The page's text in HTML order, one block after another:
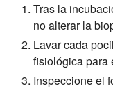
Tras la
no alterar la
Lavar cada
fisiológica para
Inspeccione el